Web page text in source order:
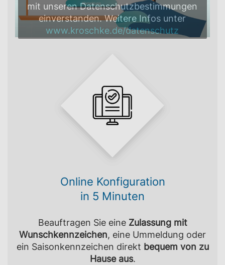
mit unseren Datenschutzbestimmungen
einverstanden. Weitere Infos unter
www.kroschke.de/datenschutz
Online Konfiguration
in 5 Minuten
Beauftragen Sie eine Zulassung mit
Wunschkennzeichen, eine Ummeldung oder
ein Saisonkennzeichen direkt bequem von zu
Hause aus.